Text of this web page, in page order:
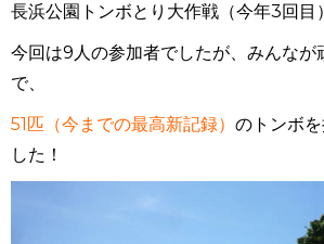
長浜公園トンボとり大作戦（今年3回目
今回は9人の参加者でしたが、みんなが
で、
51匹（今までの最高新記録） のトンボ
した！